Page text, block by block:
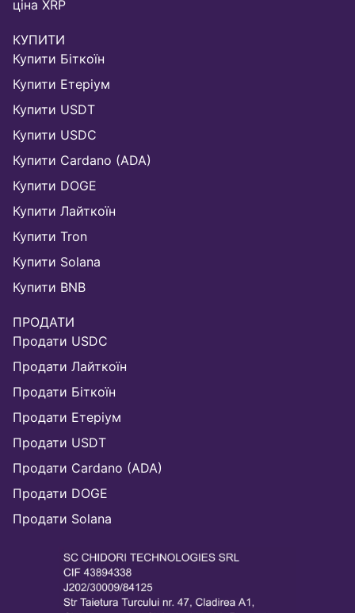
ціна XRP
КУПИТИ
Купити Біткоїн
Купити Етеріум
Купити USDT
Купити USDC
Купити Cardano (ADA)
Купити DOGE
Купити Лайткоїн
Купити Tron
Купити Solana
Купити BNB
ПРОДАТИ
Продати USDC
Продати Лайткоїн
Продати Біткоїн
Продати Етеріум
Продати USDT
Продати Cardano (ADA)
Продати DOGE
Продати Solana